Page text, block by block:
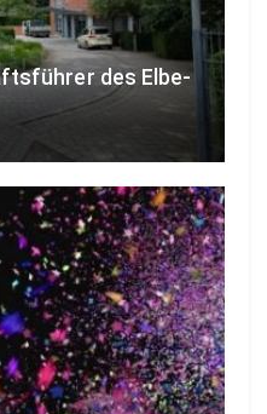
des Elbe-